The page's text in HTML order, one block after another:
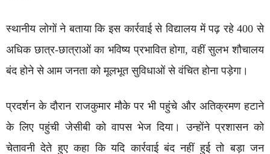
स्थानीय लोगों ने बताया कि इस कार्रवाई से विद्यालय में पढ़ रहे 400 से
अधिक छात्र-छात्राओं का भविष्य प्रभावित होगा, वहीं सुलभ शौचालय
बंद होने से आम जनता को मूलभूत सुविधाओं से वंचित होना पड़ेगा।
प्रदर्शन के दौरानराजकुमारमौके पर भी पहुंचे और अतिक्रमण हटाने
के लिए पहुंची जेसीबी को वापस भेज दिया। उन्होंने प्रशासन को
चेतावनी देते हुए कहा कि यदि कार्रवाई बंद नहीं हुई तो बड़ा जन